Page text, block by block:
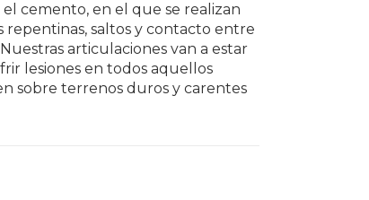
cemento, en el que se realizan
repentinas, saltos y contacto entre
articulaciones van a estar
lesiones en todos aquellos
sobre terrenos duros y carentes